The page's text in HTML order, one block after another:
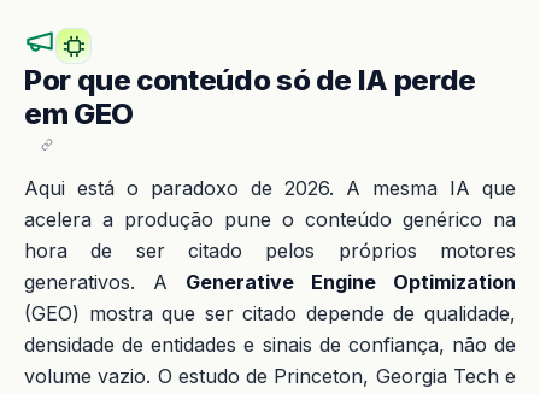
Por que conteúdo só de IA perde
em GEO
Aqui está o paradoxo de 2026. A mesma IA que
acelera a produção pune o conteúdo genérico na
hora de ser citado pelos próprios motores
generativos. A Generative Engine Optimization
(GEO) mostra que ser citado depende de qualidade,
densidade de entidades e sinais de confiança, não de
volume vazio. O estudo de Princeton, Georgia Tech e